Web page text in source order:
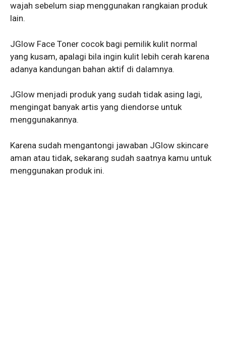
wajah sebelum siap menggunakan rangkaian produk
lain.
JGlow Face Toner cocok bagi pemilik kulit normal
yang kusam, apalagi bila ingin kulit lebih cerah karena
adanya kandungan bahan aktif di dalamnya.
JGlow menjadi produk yang sudah tidak asing lagi,
mengingat banyak artis yang diendorse untuk
menggunakannya.
Karena sudah mengantongi jawaban JGlow skincare
aman atau tidak, sekarang sudah saatnya kamu untuk
menggunakan produk ini.